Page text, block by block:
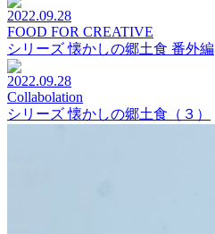
2022.09.28
FOOD FOR CREATIVE
シリーズ 懐かしの郷土食 番外編
2022.09.28
Collabolation
シリーズ 懐かしの郷土食（３）